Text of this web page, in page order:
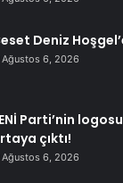
Deniz
Ağustos 6, 2026
Parti’nin logosu
çıktı!
Ağustos 6, 2026